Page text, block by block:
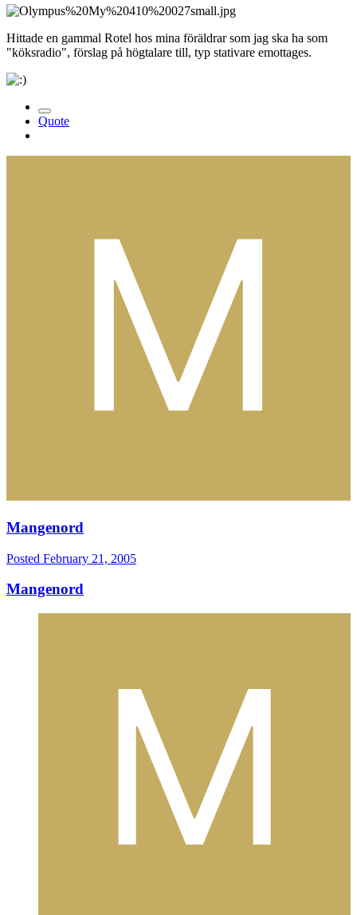
Hittade en gammal Rotel hos mina föräldrar som jag ska ha som
"köksradio", förslag på högtalare till, typ stativare emottages.
Quote
Mangenord
Posted February 21, 2005
Mangenord